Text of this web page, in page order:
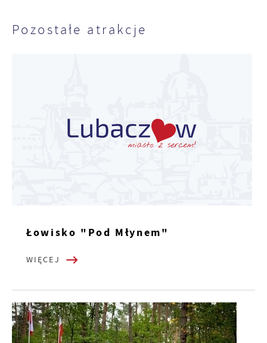
Pozostałe atrakcje
Łowisko "Pod Młynem"
WIĘCEJ